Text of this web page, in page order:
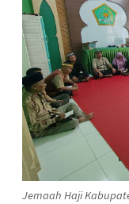
Jemaah Haji